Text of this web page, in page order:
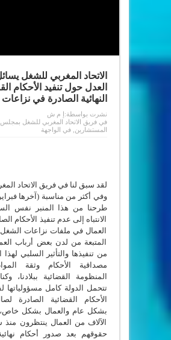
الاتحاد المغربي للشغل
العدل حول تنفيد الأحكام
النهائية الصادرة في
نشرت بواسطة:
إ م ش
فيفريق الاتحاد المغربي للشغل بمجلس
المستشارين ,في الواجهة
لقد سبق لنا في فريق الاتحاد
طرحنا من هذا المنبر نفس
الانتباه إلى عدم تنفيذ الأحكام
العمال في ملفات نزاعات الشغل
المتبعة من لدن بعض أرباب
من تنفيذها والتأثير السلبي
مصداقية الأحكام وثقة
المنظومة القضائية ببلادنا،
تتحمل الدولة كامل مسؤولياتها
الأحكام القضائية الصادرة
بشكل عام والعمال بشكل خاص،
الآلاف من العمال ينتظرون
حقوقهم بعد صدور أحكام